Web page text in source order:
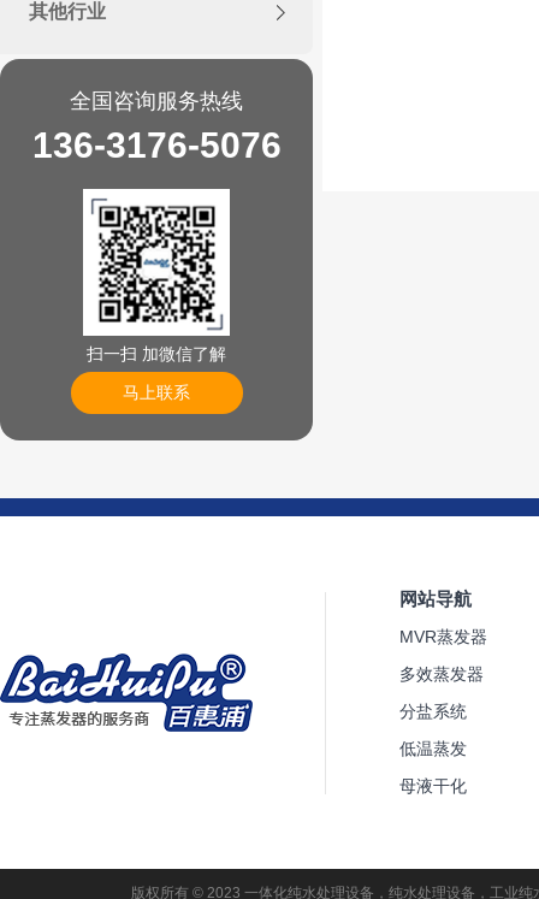
其他行业
全国咨询服务热线
136-3176-5076
扫一扫 加微信了解
马上联系
网站导航
MVR蒸发器
多效蒸发器
分盐系统
低温蒸发
母液干化
版权所有 © 2023 一体化纯水处理设备，纯水处理设备，工业